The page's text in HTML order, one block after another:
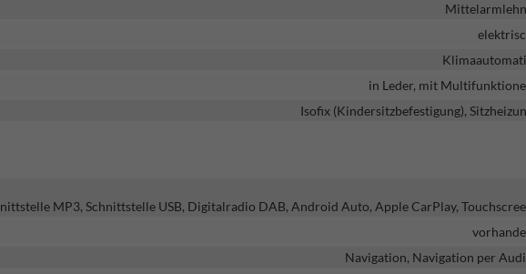
in Leder, mit
Isofix (Kindersitzbefestigung),
MP3, Schnittstelle USB, Digitalradio DAB, Android Auto, Apple CarPlay,
Navigation, Navigation per